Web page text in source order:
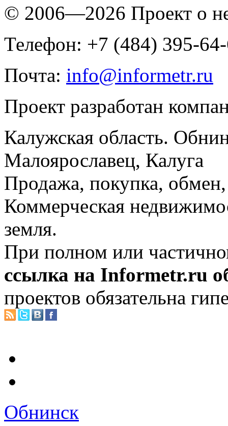
© 2006—2026 Проект о
Телефон: +7 (484) 395-
Почта: info@informetr.ru
Проект разработан
Калужская область.
Малоярославец, Калуга
Продажа, покупка, обмен,
Коммерческая
земля.
При полном или
ссылка на Informetr.ru
проектов обязательна
Обнинск